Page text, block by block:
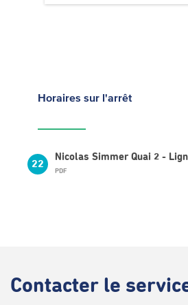
Horaires sur l'arrêt
22
Nicolas Simmer Quai 2 -
PDF
Contacter le